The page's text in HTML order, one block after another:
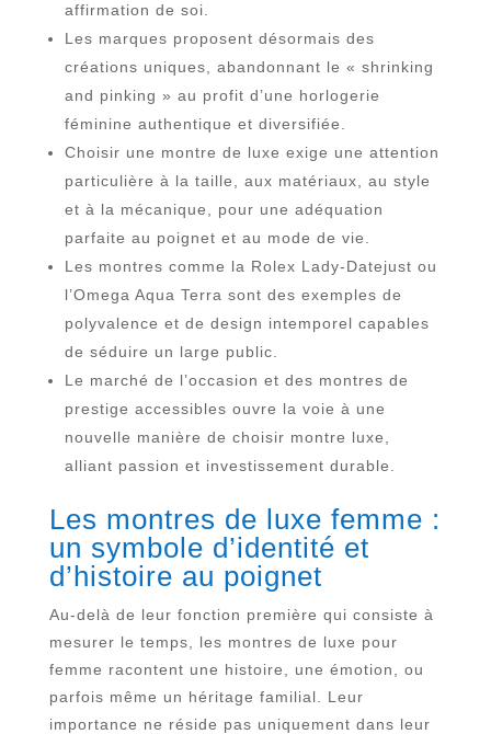
affirmation de soi.
Les marques proposent désormais des
créations uniques, abandonnant le « shrinking
and pinking » au profit d’une horlogerie
féminine authentique et diversifiée.
Choisir une montre de luxe exige une attention
particulière à la taille, aux matériaux, au style
et à la mécanique, pour une adéquation
parfaite au poignet et au mode de vie.
Les montres comme la Rolex Lady-Datejust ou
l’Omega Aqua Terra sont des exemples de
polyvalence et de design intemporel capables
de séduire un large public.
Le marché de l’occasion et des montres de
prestige accessibles ouvre la voie à une
nouvelle manière de choisir montre luxe,
alliant passion et investissement durable.
Les montres de luxe femme :
un symbole d’identité et
d’histoire au poignet
Au-delà de leur fonction première qui consiste à
mesurer le temps, les montres de luxe pour
femme racontent une histoire, une émotion, ou
parfois même un héritage familial. Leur
importance ne réside pas uniquement dans leur